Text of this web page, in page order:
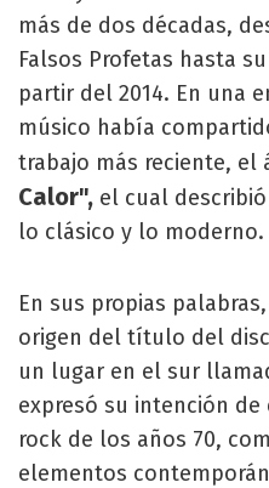
más de dos décadas,
Falsos Profetas hasta
partir del 2014. En una
músico había
trabajo más reciente, el
Calor", el cual
lo clásico y lo moderno.
En sus propias palabras,
origen del título del
un lugar en el sur
expresó su intención
rock de los años 70,
elementos